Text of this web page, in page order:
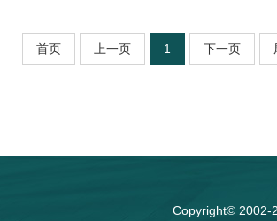
首页 上一页 1 下一页
Copyright© 2002-